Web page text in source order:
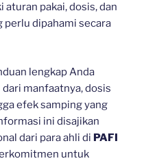
pakai, dosis, dan
perlu dipahami secara
lengkap Anda
dari manfaatnya, dosis
efek samping yang
ini disajikan
dari para ahli di PAFI
untuk